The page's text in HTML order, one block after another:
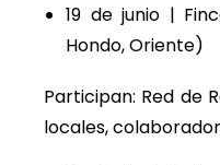
19 de junio |
Hondo, Oriente)
Participan: Red de
locales,